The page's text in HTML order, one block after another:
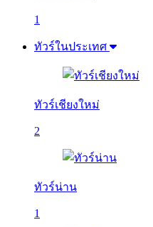
1
ทัวร์ในประเทศ
ทัวร์เชียงใหม่
2
ทัวร์น่าน
1